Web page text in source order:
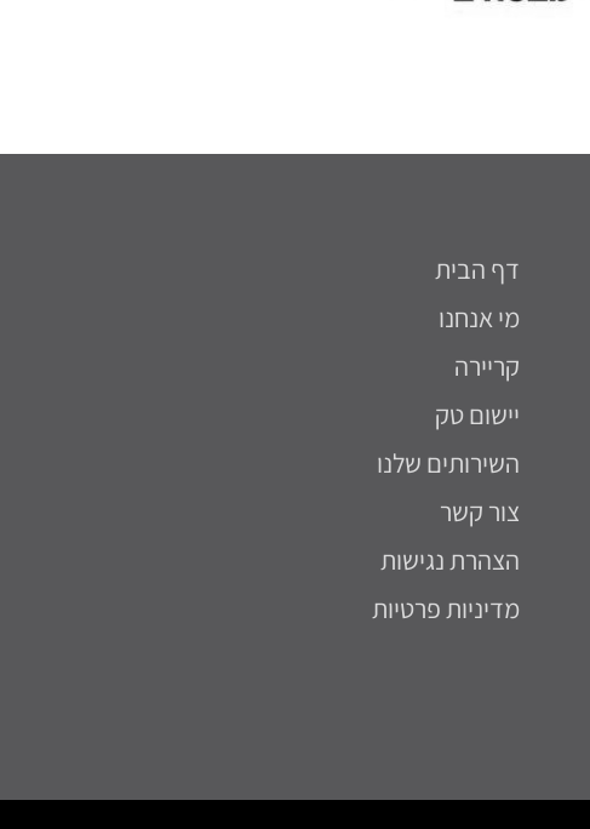
דף הבית
מי אנחנו
קריירה
יישום טק
השירותים שלנו
צור קשר
הצהרת נגישות
מדיניות פרטיות